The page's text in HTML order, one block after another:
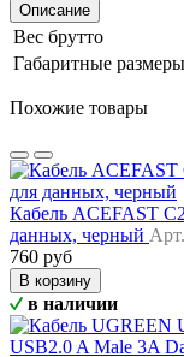
Описание
Вес брутто
Габаритные
Похожие товары
Кабель ACEFAST
данных, черный
760 руб
В корзину
в наличии